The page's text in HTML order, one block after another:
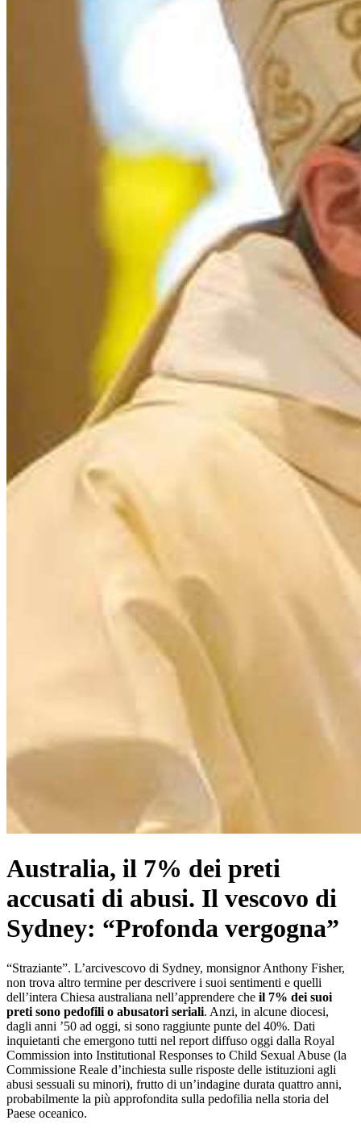
Australia, il 7% dei preti
accusati di abusi. Il vescovo di
Sydney: “Profonda vergogna”
“Straziante”. L’arcivescovo di Sydney, monsignor Anthony Fisher,
non trova altro termine per descrivere i suoi sentimenti e quelli
dell’intera Chiesa australiana nell’apprendere che il 7% dei suoi
preti sono pedofili o abusatori seriali. Anzi, in alcune diocesi,
dagli anni ’50 ad oggi, si sono raggiunte punte del 40%. Dati
inquietanti che emergono tutti nel report diffuso oggi dalla Royal
Commission into Institutional Responses to Child Sexual Abuse (la
Commissione Reale d’inchiesta sulle risposte delle istituzioni agli
abusi sessuali su minori), frutto di un’indagine durata quattro anni,
probabilmente la più approfondita sulla pedofilia nella storia del
Paese oceanico.